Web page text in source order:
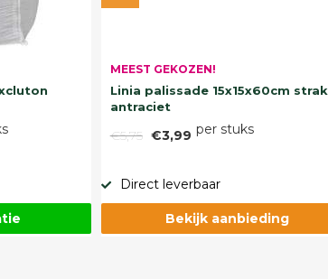
MEEST GEKOZEN!
Linia palissade 15x15x60cm strak
antraciet
€5,75 €3,99 per stuks
Direct leverbaar
Bekijk aanbieding